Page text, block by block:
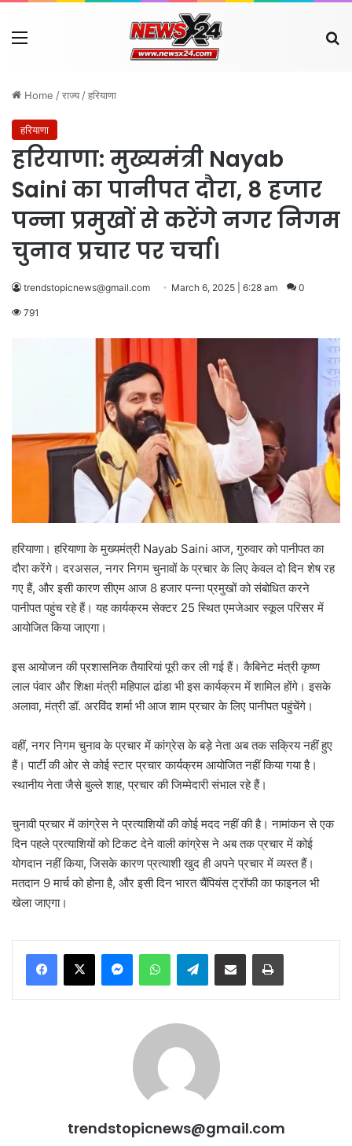
Menu
Home /राज्य /हरियाणा
हरियाणा
हरियाणा: मुख्यमंत्री Nayab
Saini का पानीपत दौरा, 8 हजार
पन्ना प्रमुखों से करेंगे नगर निगम
चुनाव प्रचार पर चर्चा।
trendstopicnews@gmail.com March 6, 2025 | 6:28 am 0
791
हरियाणा। हरियाणा के मुख्यमंत्री Nayab Saini आज, गुरुवार को पानीपत का
दौरा करेंगे। दरअसल, नगर निगम चुनावों के प्रचार के लिए केवल दो दिन शेष रह
गए हैं, और इसी कारण सीएम आज 8 हजार पन्ना प्रमुखों को संबोधित करने
पानीपत पहुंच रहे हैं। यह कार्यक्रम सेक्टर 25 स्थित एमजेआर स्कूल परिसर में
आयोजित किया जाएगा।
इस आयोजन की प्रशासनिक तैयारियां पूरी कर ली गई हैं। कैबिनेट मंत्री कृष्ण
लाल पंवार और शिक्षा मंत्री महिपाल ढांडा भी इस कार्यक्रम में शामिल होंगे। इसके
अलावा, मंत्री डॉ. अरविंद शर्मा भी आज शाम प्रचार के लिए पानीपत पहुंचेंगे।
वहीं, नगर निगम चुनाव के प्रचार में कांग्रेस के बड़े नेता अब तक सक्रिय नहीं हुए
हैं। पार्टी की ओर से कोई स्टार प्रचार कार्यक्रम आयोजित नहीं किया गया है।
स्थानीय नेता जैसे बुल्ले शाह, प्रचार की जिम्मेदारी संभाल रहे हैं।
चुनावी प्रचार में कांग्रेस ने प्रत्याशियों की कोई मदद नहीं की है। नामांकन से एक
दिन पहले प्रत्याशियों को टिकट देने वाली कांग्रेस ने अब तक प्रचार में कोई
योगदान नहीं किया, जिसके कारण प्रत्याशी खुद ही अपने प्रचार में व्यस्त हैं।
मतदान 9 मार्च को होना है, और इसी दिन भारत चैंपियंस ट्रॉफी का फाइनल भी
खेला जाएगा।
MessengerWhatsAppTelegramShare via Email Print
trendstopicnews@gmail.com